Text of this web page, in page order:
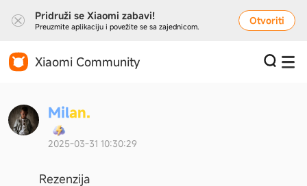
Pridruži se Xiaomi zabavi!
Preuzmite aplikaciju i povežite se sa zajednicom. Otvoriti
Xiaomi Community
Milan.
2025-03-31 10:30:29